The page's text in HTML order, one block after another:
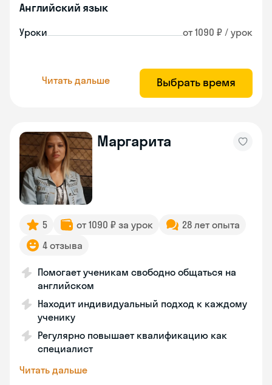
Английский язык
Уроки от 1090 ₽ / урок
Читать дальше Выбрать время
Маргарита
5 от 1090 ₽ за урок
28 лет опыта
4 отзыва
Помогает ученикам свободно общаться на
английском
Находит индивидуальный подход к каждому
ученику
Регулярно повышает квалификацию как
специалист
Читать дальше